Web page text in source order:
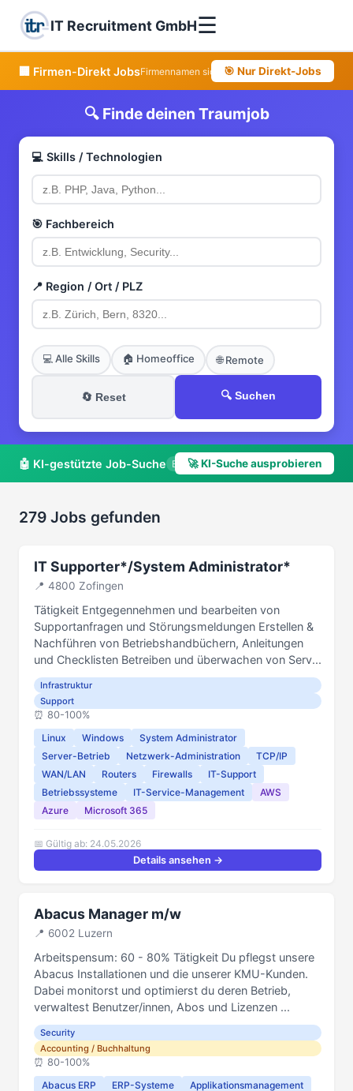
IT Recruitment GmbH☰
🏢 Firmen-Direkt JobsFirmennamen sichtbar • Direkter Kontakt
🎯 Nur Direkt-Jobs
🔍 Finde deinen Traumjob
💻 Skills / Technologien
🎯 Fachbereich
📍 Region / Ort / PLZ
💻 Alle Skills 🏠 Homeoffice 🌐 Remote
🔄 Reset 🔍 Suchen
🤖 KI-gestützte Job-Suche Beta🚀 KI-Suche ausprobieren
279 Jobs gefunden
IT Supporter*/System Administrator*
📍 4800 Zofingen
Tätigkeit Entgegennehmen und bearbeiten von
Supportanfragen und Störungsmeldungen Erstellen &
Nachführen von Betriebshandbüchern, Anleitungen
und Checklisten Betreiben und überwachen von Serv...
Infrastruktur
Support
⏰️ 80-100%
Linux
Windows
System Administrator
Server-Betrieb
Netzwerk-Administration
TCP/IP
WAN/LAN
Routers Firewalls
IT-Support
Betriebssysteme
IT-Service-Management
AWS
Azure
Microsoft 365
📅 Gültig ab: 24.05.2026
Details ansehen →
Abacus Manager m/w
📍 6002 Luzern
Arbeitspensum: 60 - 80% Tätigkeit Du pflegst unsere
Abacus Installationen und die unserer KMU-Kunden.
Dabei monitorst und optimierst du deren Betrieb,
verwaltest Benutzer/innen, Abos und Lizenzen ...
Security
Accounting / Buchhaltung
⏰️ 80-100%
Abacus ERP
ERP-Systeme
Applikationsmanagement